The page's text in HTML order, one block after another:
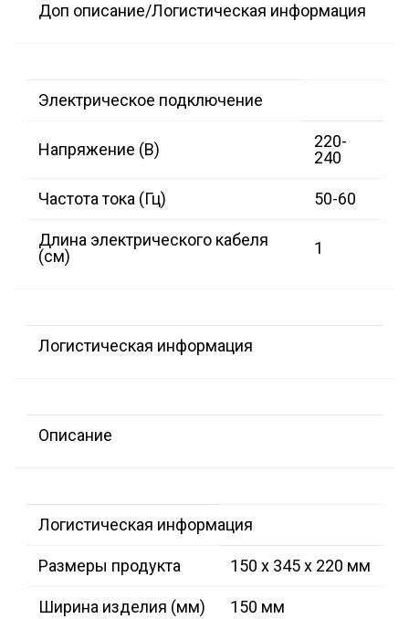
Доп описание/Логистическая информация
Электрическое подключение
Напряжение (В)
220-
240
Частота тока (Гц) 50-60
Длина электрического кабеля
(см)
1
Логистическая информация
Описание
Логистическая информация
Размеры продукта 150 x 345 x 220 мм
Ширина изделия (мм) 150 мм